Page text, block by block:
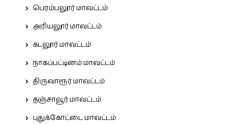
பெரம்பலூர் மாவட்டம்
அரியலூர் மாவட்டம்
கடலூர் மாவட்டம்
நாகப்பட்டினம் மாவட்டம்
திருவாரூர் மாவட்டம்
தஞ்சாவூர் மாவட்டம்
புதுக்கோட்டை மாவட்டம்